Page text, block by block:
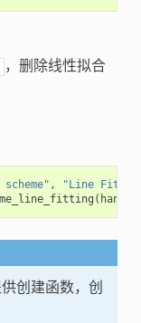
，删除线性拟合
,
"Line
( handle
创建函数，创